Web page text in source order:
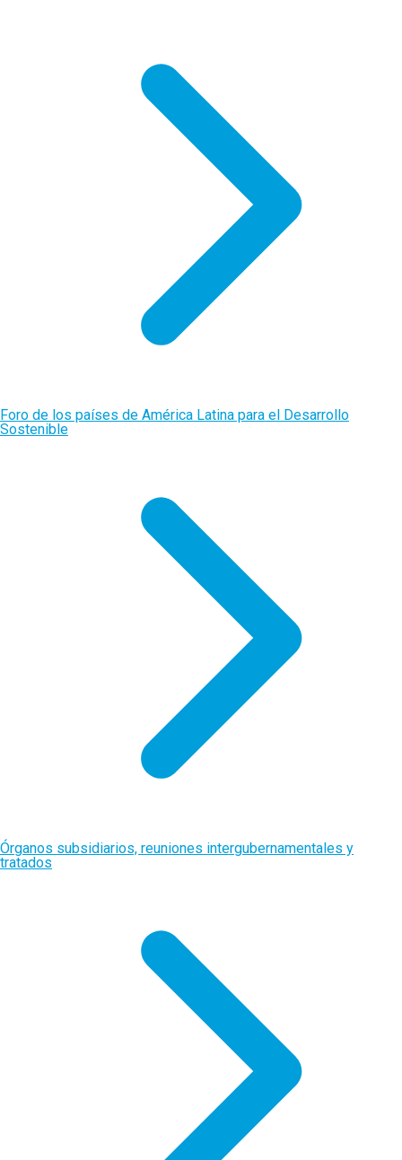
Foro de los países de América Latina para el Desarrollo
Sostenible
Órganos subsidiarios, reuniones intergubernamentales y
tratados